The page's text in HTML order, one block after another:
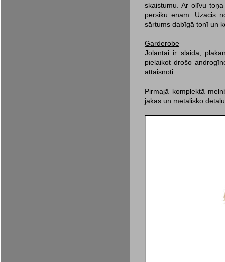
skaistumu. Ar olīvu
persiku ēnām. Uzacis
sārtums dabīgā tonī un
Garderobe
Jolantai ir slaida,
pielaikot drošo
attaisnoti.
Pirmajā komplektā
jakas un metālisko